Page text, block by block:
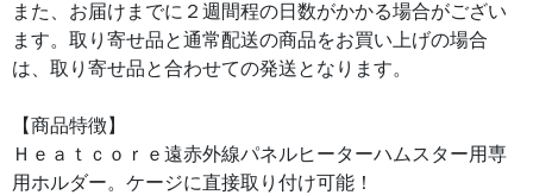
また、お届けまでに２週間程の日数がかかる場合がござい
ます。取り寄せ品と通常配送の商品をお買い上げの場合
は、取り寄せ品と合わせての発送となります。
【商品特徴】
Ｈｅａｔｃｏｒｅ遠赤外線パネルヒーターハムスター用専
用ホルダー。ケージに直接取り付け可能！